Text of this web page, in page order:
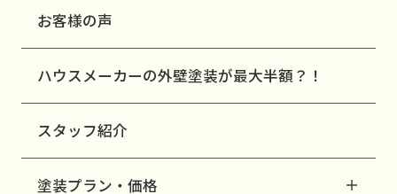
お客様の声
ハウスメーカーの外壁塗装が最大半額？！
スタッフ紹介
塗装プラン・価格